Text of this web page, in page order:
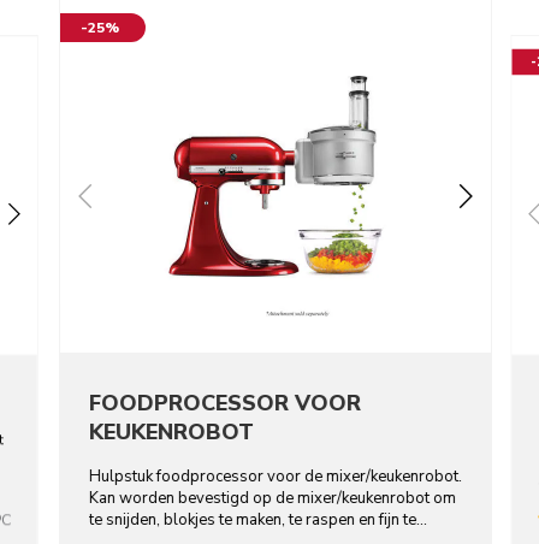
-25%
FOODPROCESSOR VOOR
KEUKENROBOT
Hulpstuk foodprocessor voor de mixer/keukenrobot.
Kan worden bevestigd op de mixer/keukenrobot om
te snijden, blokjes te maken, te raspen en fijn te
-